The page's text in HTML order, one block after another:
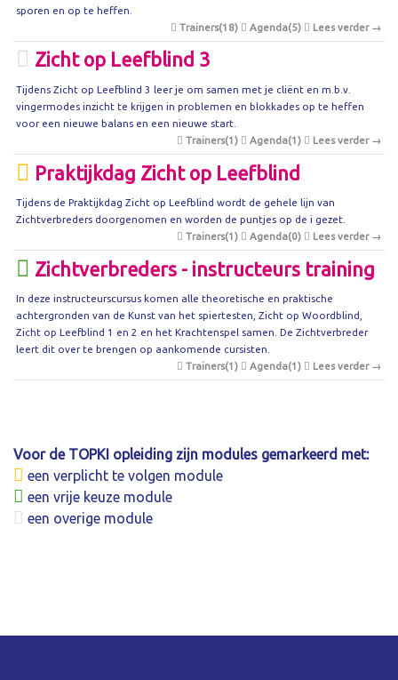
sporen en op te heffen.
Trainers(18)
Agenda(5) Lees verder →
Zicht op Leefblind 3
Tijdens Zicht op Leefblind 3 leer je om samen met je cliënt en m.b.v.
vingermodes inzicht te krijgen in problemen en blokkades op te heffen
voor een nieuwe balans en een nieuwe start.
Trainers(1)
Agenda(1) Lees verder →
Praktijkdag Zicht op Leefblind
Tijdens de Praktijkdag Zicht op Leefblind wordt de gehele lijn van
Zichtverbreders doorgenomen en worden de puntjes op de i gezet.
Trainers(1)
Agenda(0) Lees verder →
Zichtverbreders - instructeurs training
In deze instructeurscursus komen alle theoretische en praktische
achtergronden van de Kunst van het spiertesten, Zicht op Woordblind,
Zicht op Leefblind 1 en 2 en het Krachtenspel samen. De Zichtverbreder
leert dit over te brengen op aankomende cursisten.
Trainers(1)
Agenda(1) Lees verder →
Voor de TOPKI opleiding zijn modules gemarkeerd met:
een verplicht te volgen module
een vrije keuze module
een overige module